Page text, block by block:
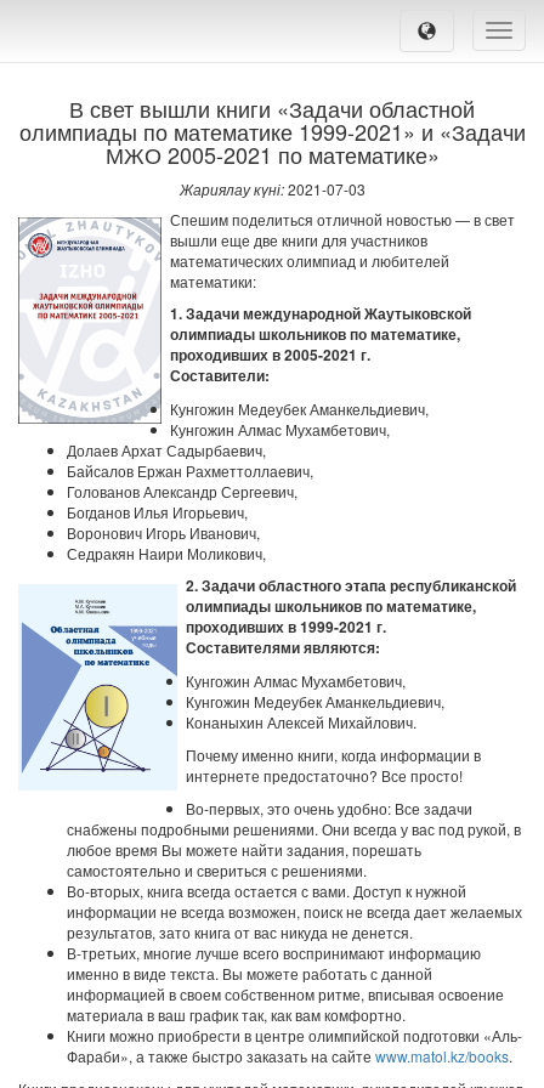
Toggle
В свет вышли книги «Задачи областной
олимпиады по математике 1999-2021» и «Задачи
МЖО 2005-2021 по математике»
Жариялау күні:2021-07-03
Спешим поделиться отличной новостью — в свет
вышли еще две книги для участников
математических олимпиад и любителей
математики:
1. Задачи международной Жаутыковской
олимпиады школьников по математике,
проходивших в 2005-2021 г.
Составители:
Кунгожин Медеубек Аманкельдиевич,
Кунгожин Алмас Мухамбетович,
Долаев Архат Садырбаевич,
Байсалов Ержан Рахметтоллаевич,
Голованов Александр Сергеевич,
Богданов Илья Игорьевич,
Воронович Игорь Иванович,
Седракян Наири Моликович,
2. Задачи областного этапа республиканской
олимпиады школьников по математике,
проходивших в 1999-2021 г.
Составителями являются:
Кунгожин Алмас Мухамбетович,
Кунгожин Медеубек Аманкельдиевич,
Конаныхин Алексей Михайлович.
Почему именно книги, когда информации в
интернете предостаточно? Все просто!
Во-первых, это очень удобно: Все задачи
снабжены подробными решениями. Они всегда у вас под рукой, в
любое время Вы можете найти задания, порешать
самостоятельно и свериться с решениями.
Во-вторых, книга всегда остается с вами. Доступ к нужной
информации не всегда возможен, поиск не всегда дает желаемых
результатов, зато книга от вас никуда не денется.
В-третьих, многие лучше всего воспринимают информацию
именно в виде текста. Вы можете работать с данной
информацией в своем собственном ритме, вписывая освоение
материала в ваш график так, как вам комфортно.
Книги можно приобрести в центре олимпийской подготовки «Аль-
Фараби», а также быстро заказать на сайте www.matol.kz/books.